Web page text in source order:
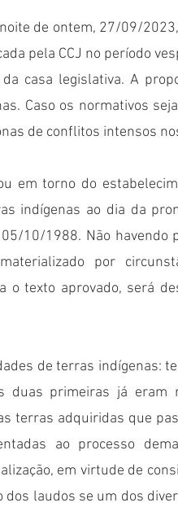
de ontem, 27/09/
pela CCJ no período
casa legislativa. A
Caso os normativos
de conflitos intensos
em torno do
indígenas ao dia da
10/1988. Não havendo
por
o texto aprovado, será
de terras indígenas:
duas primeiras já eram
terras adquiridas que
ao processo
em virtude de
laudos se um dos